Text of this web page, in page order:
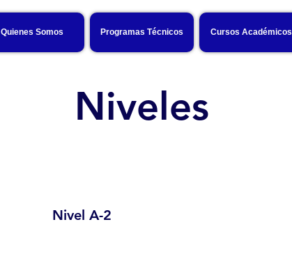
Quienes Somos Programas Técnicos Cursos Académicos
Niveles
Nivel A-2